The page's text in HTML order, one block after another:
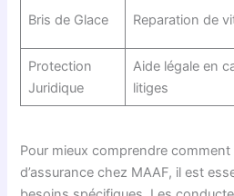
Bris de Glace Reparation de
Protection
Juridique
Aide légale en
litiges
Pour mieux comprendre
d’assurance chez MAAF, il est